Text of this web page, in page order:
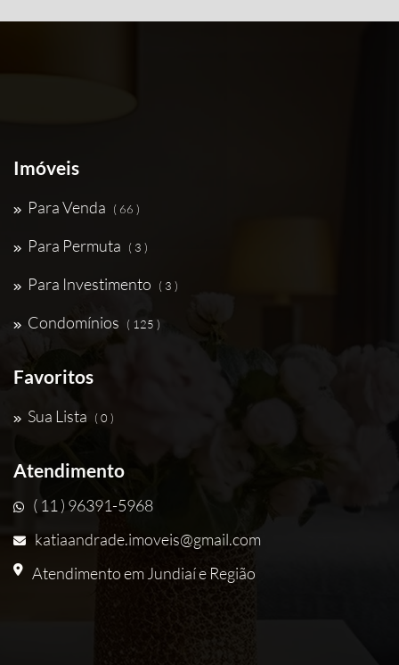
Imóveis
Para Venda ( 66 )
Para Permuta ( 3 )
Para Investimento ( 3 )
Condomínios ( 125 )
Favoritos
Sua Lista ( 0 )
Atendimento
( 11 ) 96391-5968
katiaandrade.imoveis@gmail.com
Atendimento em Jundiaí e Região